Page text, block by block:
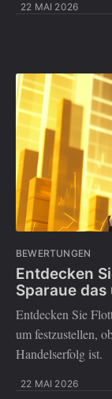
22 MAI 2026
BEWERTUNGEN
Entdecken
Sparaue
Entdecken Sie
um festzustellen,
Handelserfolg ist.
22 MAI 2026